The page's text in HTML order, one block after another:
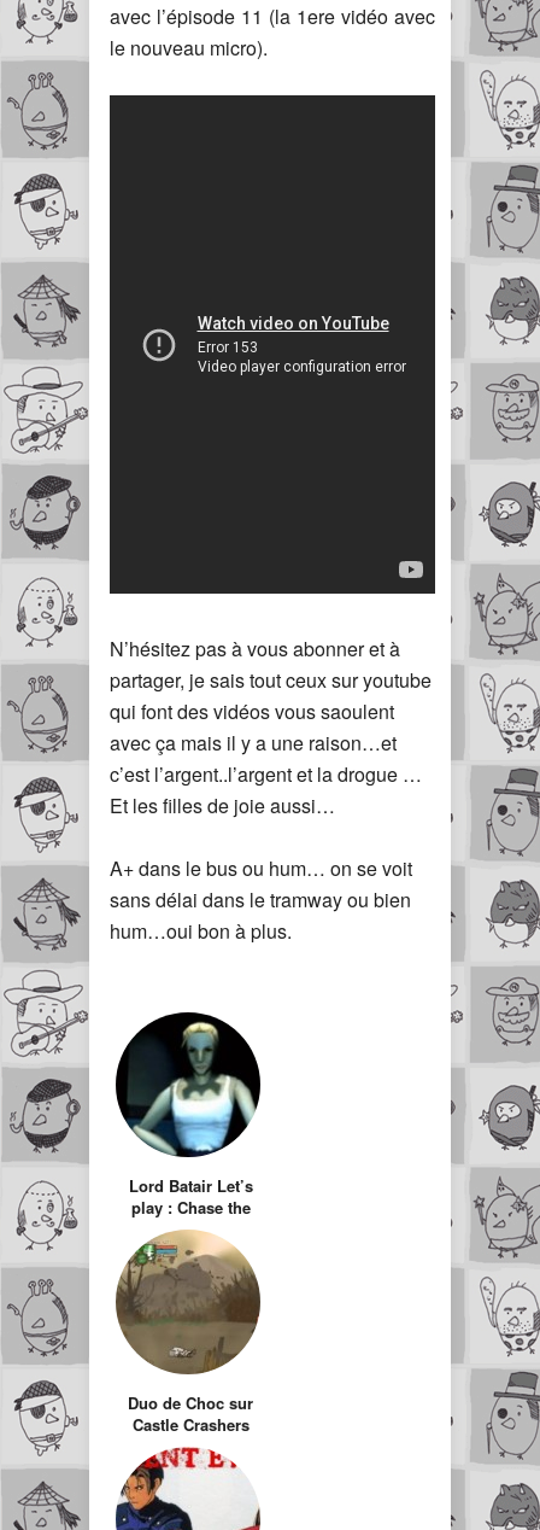
avec l’épisode 11 (la 1ere vidéo avec
le nouveau micro).
N’hésitez pas à vous abonner et à
partager, je sais tout ceux sur youtube
qui font des vidéos vous saoulent
avec ça mais il y a une raison…et
c’est l’argent..l’argent et la drogue …
Et les filles de joie aussi…
A+ dans le bus ou hum… on se voit
sans délai dans le tramway ou bien
hum…oui bon à plus.
Lord Batair Let’s
play : Chase the
express
Duo de Choc sur
Castle Crashers